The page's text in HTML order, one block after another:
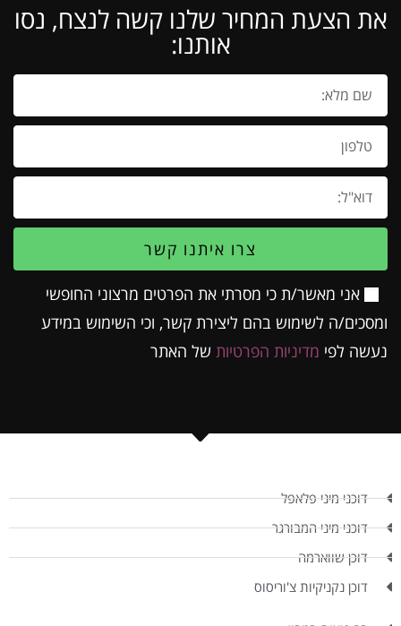
את הצעת המחיר שלנו קשה לנצח, נסו
אותנו:
אני מאשר/ת כי מסרתי את הפרטים מרצוני החופשי
ומסכים/ה לשימוש בהם ליצירת קשר, וכי השימוש במידע
נעשה לפי מדיניות הפרטיות של האתר
צרו איתנו קשר
דוכני מיני פלאפל
דוכני מיני המבורגר
דוכן שווארמה
דוכן נקניקיות צ'וריסוס